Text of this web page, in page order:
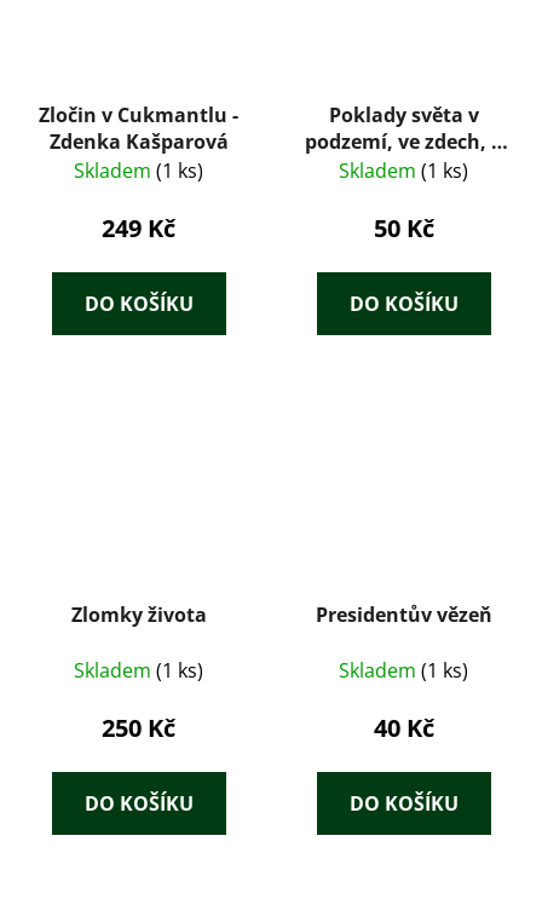
Zločin v Cukmantlu -
Zdenka Kašparová
Skladem (1 ks)
249 Kč
DO KOŠÍKU
Poklady světa v
podzemí, ve zdech, v
hlubinách
Skladem (1 ks)
50 Kč
DO KOŠÍKU
Zlomky života
Skladem (1 ks)
250 Kč
DO KOŠÍKU
Presidentův vězeň
Skladem (1 ks)
40 Kč
DO KOŠÍKU